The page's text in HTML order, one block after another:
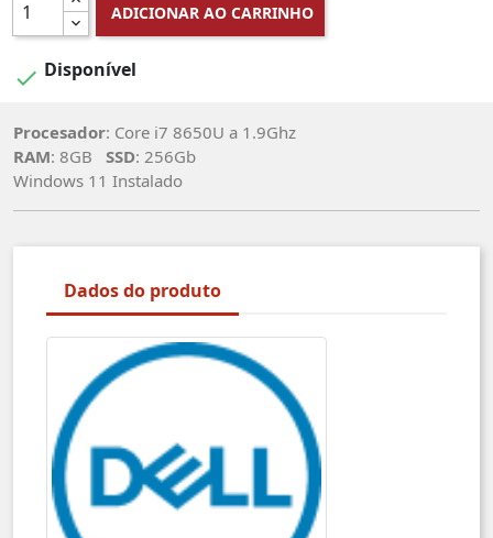
ADICIONAR AO CARRINHO
 Disponível
Procesador: Core i7 8650U a 1.9Ghz
RAM: 8GB SSD: 256Gb
Windows 11 Instalado
Dados do produto